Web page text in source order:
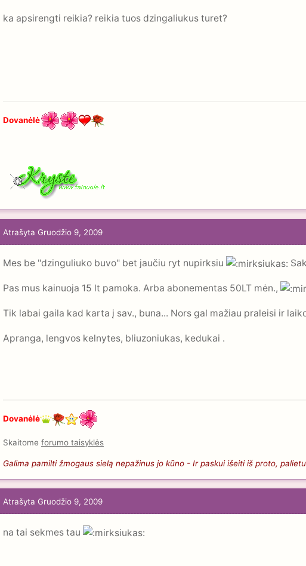
ka apsirengti reikia? reikia tuos dzingaliukus turet?
Dovanėlė
Atrašyta Gruodžio 9, 2009
Mes be "dzinguliuko buvo" bet jaučiu ryt nupirksiu
Pas mus kainuoja 15 lt pamoka. Arba abonementas 50LT mėn.,
Tik labai gaila kad karta į sav., buna... Nors gal mažiau praleisi ir
Apranga, lengvos kelnytes, bliuzoniukas, kedukai .
Dovanėlė
Skaitome forumo taisyklės
Galima pamilti žmogaus sielą nepažinus jo kūno - Ir paskui išeiti iš proto,
Atrašyta Gruodžio 9, 2009
na tai sekmes tau